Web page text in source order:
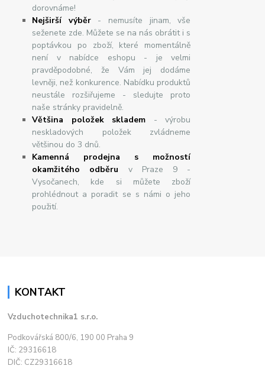
dorovnáme!
Nejširšívýběr- nemusíte jinam, vše
seženete zde. Můžete se na nás obrátit i s
poptávkou po zboží, které momentálně
není v nabídce eshopu - je velmi
pravděpodobné, že Vám jej dodáme
levněji, než konkurence. Nabídku produktů
neustále rozšiřujeme - sledujte proto
naše stránky pravidelně.
Většina položek skladem - výrobu
neskladových položek zvládneme
většinou do 3 dnů.
Kamenná prodejna s možností
okamžitého odběru v Praze 9 -
Vysočanech, kde si můžete zboží
prohlédnout a poradit se s námi o jeho
použití.
KONTAKT
Vzduchotechnika1 s.r.o.
Podkovářská 800/6, 190 00 Praha 9
IČ: 29316618
DIČ: CZ29316618